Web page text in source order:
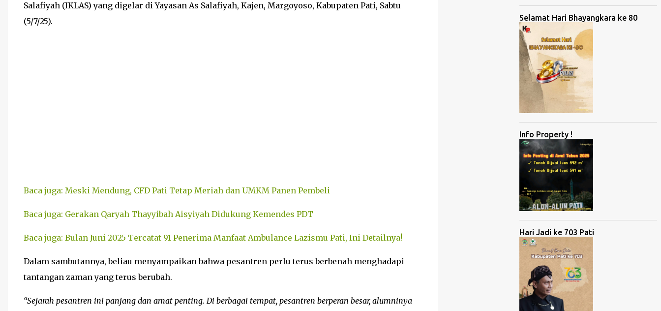
Salafiyah (IKLAS) yang digelar di Yayasan As Salafiyah, Kajen, Margoyoso, Kabupaten Pati, Sabtu
(5/7/25).
Baca juga: Meski Mendung, CFD Pati Tetap Meriah dan UMKM Panen Pembeli
Baca juga: Gerakan Qaryah Thayyibah Aisyiyah Didukung Kemendes PDT
Baca juga: Bulan Juni 2025 Tercatat 91 Penerima Manfaat Ambulance Lazismu Pati, Ini Detailnya!
Dalam sambutannya, beliau menyampaikan bahwa pesantren perlu terus berbenah menghadapi
tantangan zaman yang terus berubah.
“Sejarah pesantren ini panjang dan amat penting. Di berbagai tempat, pesantren berperan besar, alumninya
Selamat Hari Bhayangkara ke 80
Info Property !
Hari Jadi ke 703 Pati